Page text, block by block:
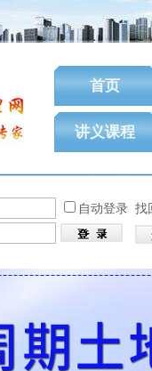
首页
讲义课程
自动登录 找